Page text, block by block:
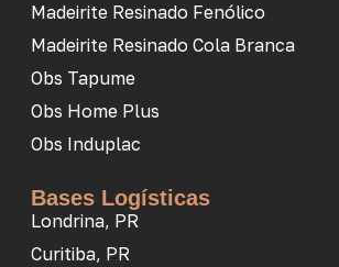
Madeirite Resinado Fenólico
Madeirite Resinado Cola Branca
Obs Tapume
Obs Home Plus
Obs Induplac
Bases Logísticas
Londrina, PR
Curitiba, PR